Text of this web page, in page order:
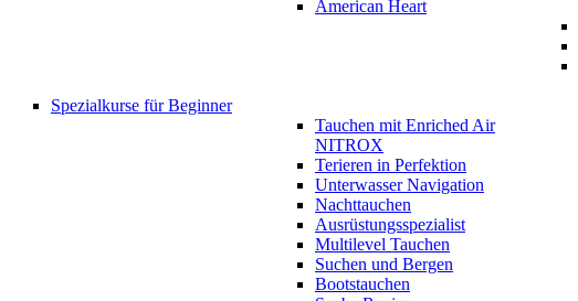
American Heart
Spezialkurse für Beginner
Tauchen mit Enriched Air
NITROX
Terieren in Perfektion
Unterwasser Navigation
Nachttauchen
Ausrüstungsspezialist
Multilevel Tauchen
Suchen und Bergen
Bootstauchen